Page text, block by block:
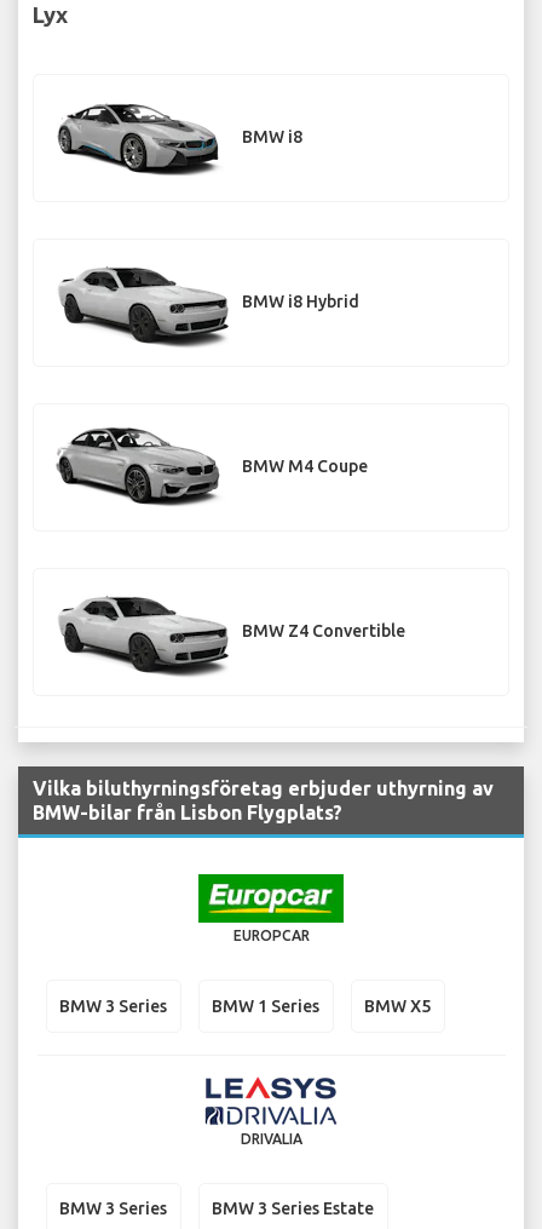
Lyx
BMW i8
BMW i8 Hybrid
BMW M4 Coupe
BMW Z4 Convertible
Vilka biluthyrningsföretag erbjuder uthyrning av
BMW-bilar från Lisbon Flygplats?
EUROPCAR
BMW 3 Series BMW 1 Series BMW X5
DRIVALIA
BMW 3 Series BMW 3 Series Estate